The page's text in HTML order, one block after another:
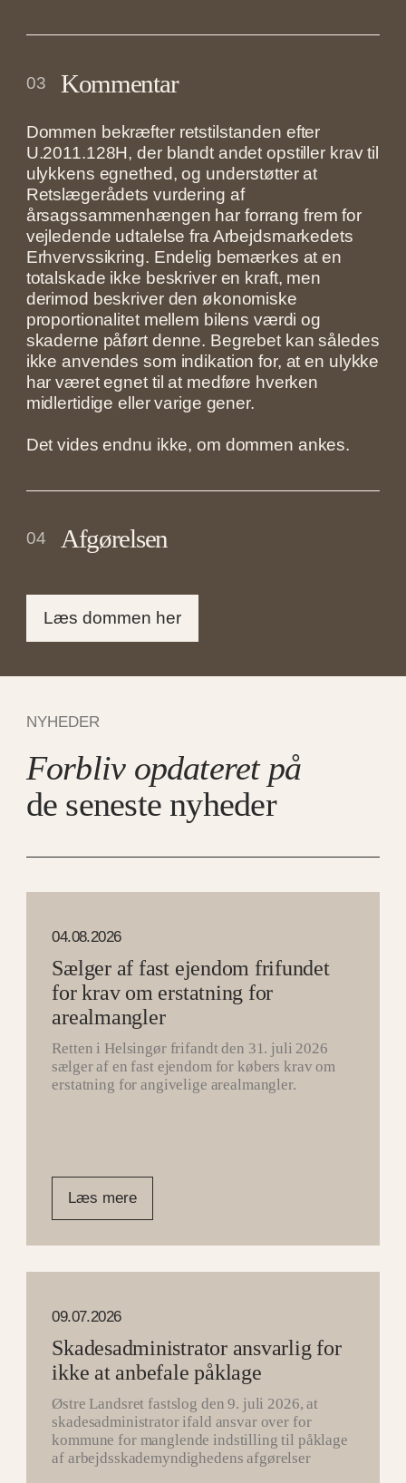
03 Kommentar
Dommen bekræfter retstilstanden efter
U.2011.128H, der blandt andet opstiller krav til
ulykkens egnethed, og understøtter at
Retslægerådets vurdering af
årsagssammenhængen har forrang frem for
vejledende udtalelse fra Arbejdsmarkedets
Erhvervssikring. Endelig bemærkes at en
totalskade ikke beskriver en kraft, men
derimod beskriver den økonomiske
proportionalitet mellem bilens værdi og
skaderne påført denne. Begrebet kan således
ikke anvendes som indikation for, at en ulykke
har været egnet til at medføre hverken
midlertidige eller varige gener.
Det vides endnu ikke, om dommen ankes.
04 Afgørelsen
Læs dommen her
NYHEDER
Forbliv opdateret på
de seneste nyheder
04.08.2026
Sælger af fast ejendom frifundet
for krav om erstatning for
arealmangler
Retten i Helsingør frifandt den 31. juli 2026
sælger af en fast ejendom for købers krav om
erstatning for angivelige arealmangler.
Læs mere
09.07.2026
Skadesadministrator ansvarlig for
ikke at anbefale påklage
Østre Landsret fastslog den 9. juli 2026, at
skadesadministrator ifald ansvar over for
kommune for manglende indstilling til påklage
af arbejdsskademyndighedens afgørelser